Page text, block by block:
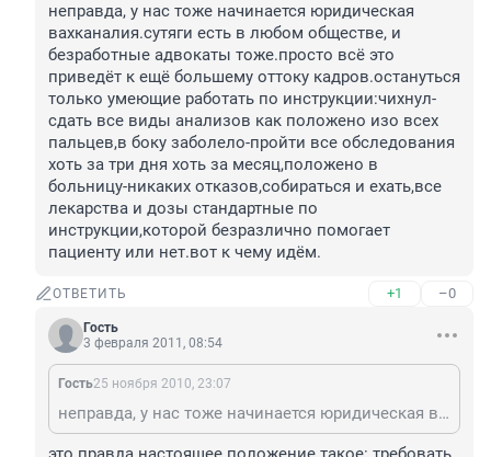
неправда, у нас тоже начинается юридическая
вахканалия.сутяги есть в любом обществе, и
безработные адвокаты тоже.просто всё это
приведёт к ещё большему оттоку кадров.остануться
только умеющие работать по инструкции:чихнул-
сдать все виды анализов как положено изо всех
пальцев,в боку заболело-пройти все обследования
хоть за три дня хоть за месяц,положено в
больницу-никаких отказов,собираться и ехать,все
лекарства и дозы стандартные по
инструкции,которой безразлично помогает
пациенту или нет.вот к чему идём.
ОТВЕТИТЬ +1 –0
Гость
3 февраля 2011, 08:54
Гость25 ноября 2010, 23:07
неправда, у нас тоже начинается юридическая вахканалия.сутяги есть в любом обществе, и безработные адвокаты тоже.просто всё это приведёт к ещё большему оттоку кадров.остануться только умеющие работать по инструкции:чихнул-сдать все виды анализов как положено изо всех пальцев,в боку заболело-пройти все обследования хоть за три дня хоть за месяц,положено в больницу-никаких отказов,собираться и ехать,все лекарства и дозы стандартные по инструкции,которой безразлично помогает пациенту или нет.вот к чему идём.